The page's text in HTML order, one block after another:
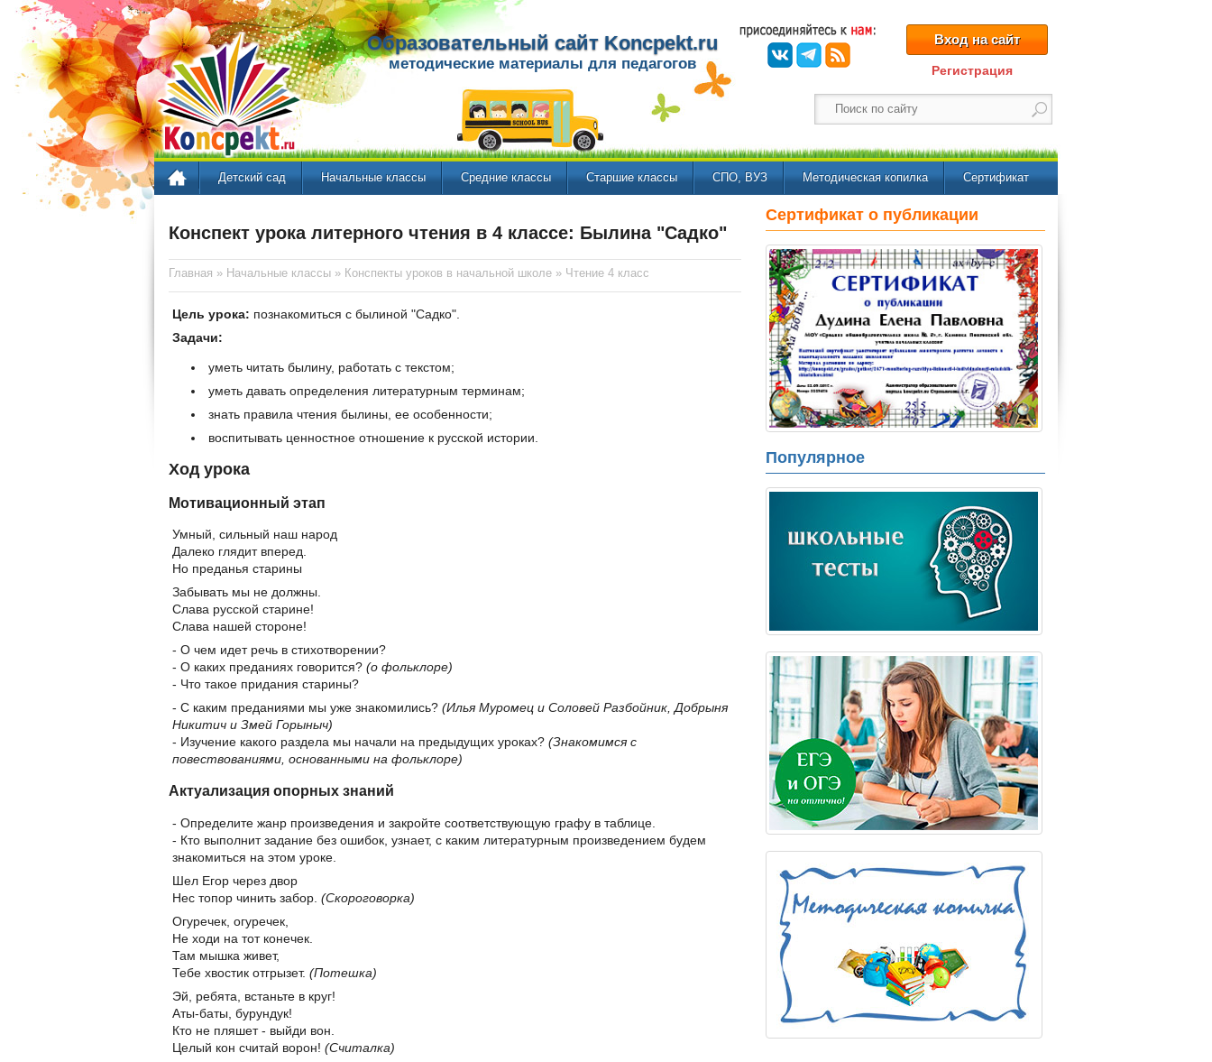
Образовательный сайт Koncpekt.ru
методические материалы для педагогов
Вход на сайт
Регистрация
Детский сад Начальные классы Средние классы Старшие классы СПО, ВУЗ Методическая копилка Сертификат
Конспект урока литерного чтения в 4 классе: Былина "Садко"
Главная » Начальные классы » Конспекты уроков в начальной школе » Чтение 4 класс
Цель урока: познакомиться с былиной "Садко".
Задачи:
уметь читать былину, работать с текстом;
уметь давать определения литературным терминам;
знать правила чтения былины, ее особенности;
воспитывать ценностное отношение к русской истории.
Ход урока
Мотивационный этап
Умный, сильный наш народ
Далеко глядит вперед.
Но преданья старины
Забывать мы не должны.
Слава русской старине!
Слава нашей стороне!
- О чем идет речь в стихотворении?
- О каких преданиях говорится? (о фольклоре)
- Что такое придания старины?
- С каким преданиями мы уже знакомились? (Илья Муромец и Соловей Разбойник, Добрыня
Никитич и Змей Горыныч)
- Изучение какого раздела мы начали на предыдущих уроках? (Знакомимся с
повествованиями, основанными на фольклоре)
Актуализация опорных знаний
- Определите жанр произведения и закройте соответствующую графу в таблице.
- Кто выполнит задание без ошибок, узнает, с каким литературным произведением будем
знакомиться на этом уроке.
Шел Егор через двор
Нес топор чинить забор. (Скороговорка)
Огуречек, огуречек,
Не ходи на тот конечек.
Там мышка живет,
Тебе хвостик отгрызет. (Потешка)
Эй, ребята, встаньте в круг!
Аты-баты, бурундук!
Кто не пляшет - выйди вон.
Целый кон считай ворон! (Считалка)
Сертификат о публикации
Популярное